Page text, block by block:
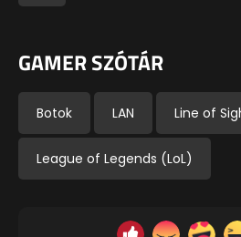
GAMER SZÓTÁR
Botok LAN Line of
League of Legends (LoL)